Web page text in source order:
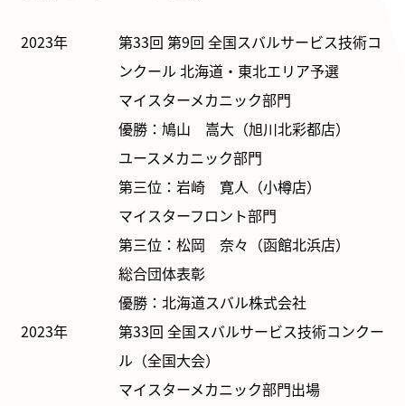
2023年
第33回 第9回 全国スバルサービス技術コ
ンクール 北海道・東北エリア予選
マイスターメカニック部門
優勝：鳩山 嵩大（旭川北彩都店）
ユースメカニック部門
第三位：岩崎 寛人（小樽店）
マイスターフロント部門
第三位：松岡 奈々（函館北浜店）
総合団体表彰
優勝：北海道スバル株式会社
2023年
第33回 全国スバルサービス技術コンクー
ル（全国大会）
マイスターメカニック部門出場